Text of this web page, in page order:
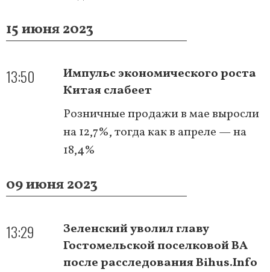
15 июня 2023
13:50
Импульс экономического роста
Китая слабеет
Розничные продажи в мае выросли
на 12,7%, тогда как в апреле — на
18,4%
09 июня 2023
13:29
Зеленский уволил главу
Гостомельской поселковой ВА
после расследования Bihus.Info